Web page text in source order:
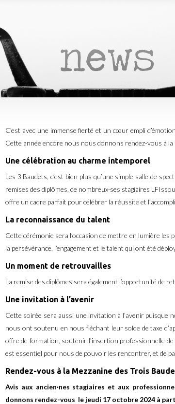
C’est avec une immense fierté et un cœur empli
Cette année encore nous nous donnons rendez-vous à la
Une célébration au charme intemporel
Les 3 Baudets, c’est bien plus qu’une simple salle de
remises des diplômes, de nombreux·ses stagiaires
offre un cadre parfait pour célébrer la réussite et
La reconnaissance du talent
Cette cérémonie sera l’occasion de mettre en lumière
la persévérance, l’engagement et le talent qui ont été
Un moment de retrouvailles
La remise des diplômes sera également l’opportunité de
Une invitation à l’avenir
Cette soirée sera aussi une invitation à l’avenir puisque
nous ont soutenu en nous fléchant leur solde de taxe
offre de formation, soutenir l’insertion professionnelle
est essentiel pour nous de pouvoir les rencontrer, et de
Rendez-vous à la Mezzanine des Trois
Avis aux ancien·nes stagiaires et aux
donnons rendez-vous le jeudi 17 octobre 2024 à